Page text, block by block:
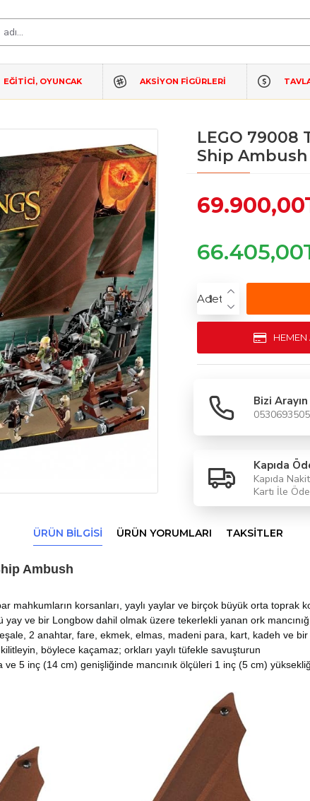
EĞİTİCİ, OYUNCAK AKSIYON FIGÜRLERI
LEGO 79008
Ship Ambush
Adet
HEMEN
Bizi Arayın
Kapıda
Kapıda
Kartı İle
ÜRÜN BILGISI ÜRÜN YORUMLARI TAKSITLER
Ambush
mahkumların korsanları, yaylı yaylar ve birçok büyük orta toprak
yay ve bir Longbow dahil olmak üzere tekerlekli yanan ork
2 anahtar, fare, ekmek, elmas, madeni para, kart, kadeh ve bir
böylece kaçamaz; orkları yaylı tüfekle savuşturun
5 inç (14 cm) genişliğinde mancınık ölçüleri 1 inç (5 cm)